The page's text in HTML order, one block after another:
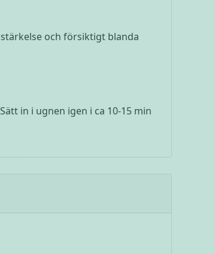
och försiktigt blanda
in i ugnen igen i ca 10-15 min